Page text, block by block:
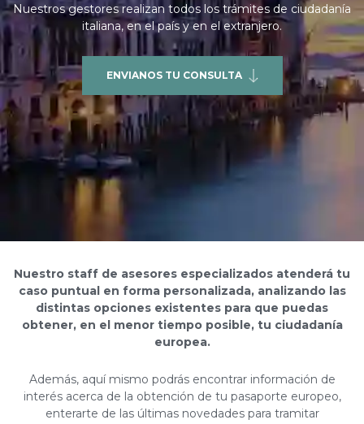
Nuestros gestores realizan todos los trámites de ciudadanía
italiana, en el país y en el extranjero.
ENVIANOS TU CONSULTA
tu
Miles de consultas atendidas desde 1999 nos
consolidan como uno de los sitios líderes en la
atención online de consultas de ciudadanía italiana,
española y trámites de obtención del pasaporte
europeo.
¿Cómo funciona nuestro servicio?Enviá tu consulta
completamente sin cargo. Utilizá el Formulario de Consulta
para enviarnos los datos iniciales con los que